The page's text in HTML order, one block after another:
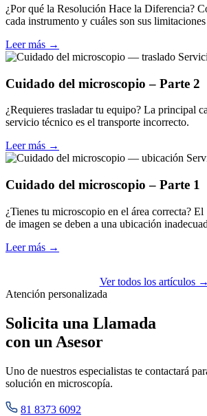
¿Por qué la Resolución Hace la Diferencia?
cada instrumento y cuáles son sus
Leer más →
Cuidado del microscopio – Parte 2
¿Requieres trasladar tu equipo? La principal
servicio técnico es el transporte incorrecto.
Leer más →
Cuidado del microscopio – Parte 1
¿Tienes tu microscopio en el área correcta?
de imagen se deben a una ubicación
Leer más →
Ver todos los artículos →
Atención personalizada
Solicita una Llamada
con un Asesor
Uno de nuestros especialistas te contactará
solución en microscopía.
81 8373 6092